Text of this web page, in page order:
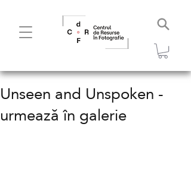
Unseen and Unspoken -
urmează în galerie